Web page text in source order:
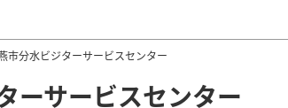
市分水ビジターサービスセンター
ーサービスセンター